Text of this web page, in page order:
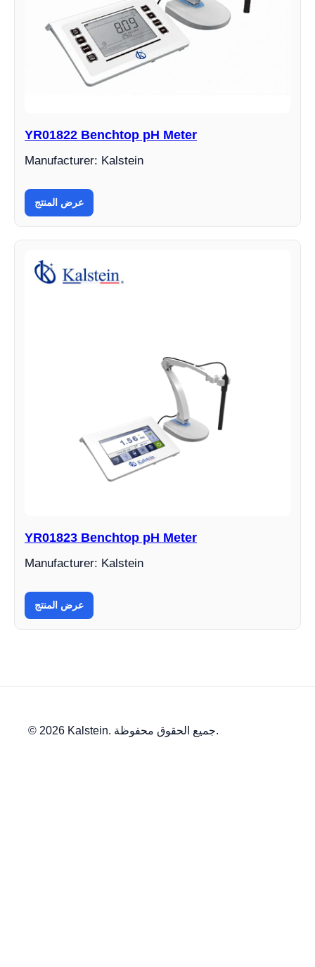
YR01822 Benchtop pH Meter
Manufacturer: Kalstein
عرض المنتج
YR01823 Benchtop pH Meter
Manufacturer: Kalstein
عرض المنتج
© 2026 Kalstein. جميع الحقوق محفوظة.